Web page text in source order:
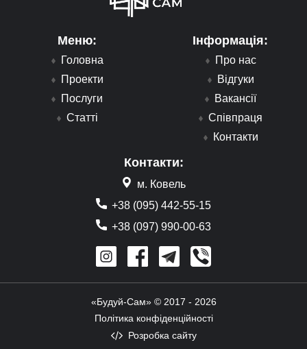
Меню:
Головна
Проекти
Послуги
Статті
Інформація:
Про нас
Відгуки
Вакансії
Співпраця
Контакти
Контакти:
м. Ковель
+38 (095) 442-55-15
+38 (097) 990-00-63
«Будуй-Сам» © 2017 - 2026
Політика конфіденційності
Розробка сайту